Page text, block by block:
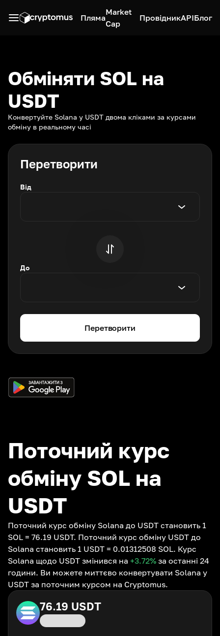
Пляма
Market
Cap
ПровідникAPIБлог
Обміняти SOL на
USDT
Конвертуйте Solana у USDT двома кліками за курсами
обміну в реальному часі
Перетворити
Від
До
Перетворити
Поточний курс
обміну SOL на
USDT
Поточний курс обміну Solana до USDT становить 1
SOL = 76.19 USDT. Поточний курс обміну USDT до
Solana становить 1 USDT = 0.01312508 SOL. Курс
Solana щодо USDT змінився на +3.72% за останні 24
години. Ви можете миттєво конвертувати Solana у
USDT за поточним курсом на Cryptomus.
76.19 USDT